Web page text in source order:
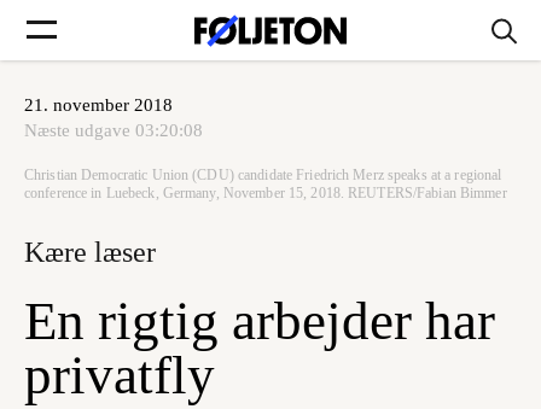
Forsider
Føljetoner
Søg
21. november 2018
Næste udgave 03:20:08
Christian Democratic Union (CDU) candidate Friedrich Merz speaks at a regional
conference in Luebeck, Germany, November 15, 2018. REUTERS/Fabian Bimmer
Kære læser
En rigtig arbejder har
privatfly